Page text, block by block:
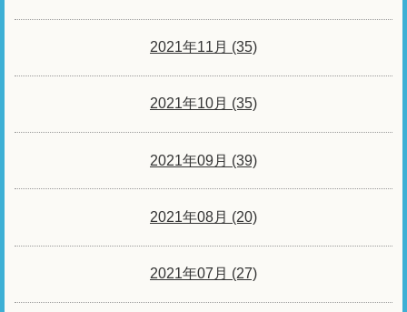
2021年11月 (35)
2021年10月 (35)
2021年09月 (39)
2021年08月 (20)
2021年07月 (27)